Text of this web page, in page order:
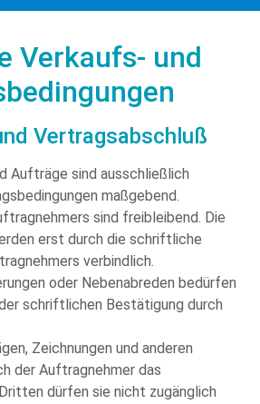
Verkaufs- und
Vertragsabschluß
Aufträge sind ausschließlich
maßgebend.
sind freibleibend. Die
erst durch die schriftliche
verbindlich.
oder Nebenabreden bedürfen
schriftlichen Bestätigung durch
Zeichnungen und anderen
der Auftragnehmer das
dürfen sie nicht zugänglich